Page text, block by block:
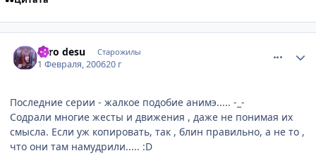
Zero desu Старожилы
1 Февраля, 200620 г
Последние серии - жалкое подобие анимэ..... -_-
Содрали многие жесты и движения , даже не понимая их
смысла. Если уж копировать, так , блин правильно, а не то ,
что они там намудрили..... :D